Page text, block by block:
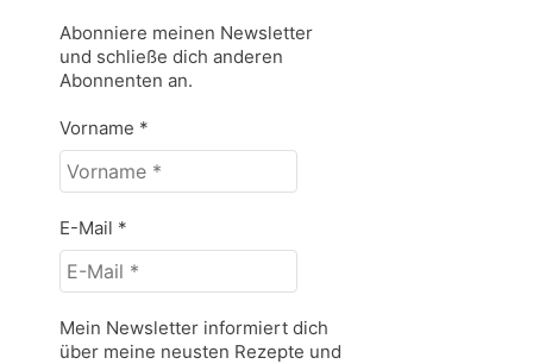
Abonniere meinen Newsletter
und schließe dich anderen
Abonnenten an.
Vorname *
E-Mail *
Mein Newsletter informiert dich
über meine neusten Rezepte und